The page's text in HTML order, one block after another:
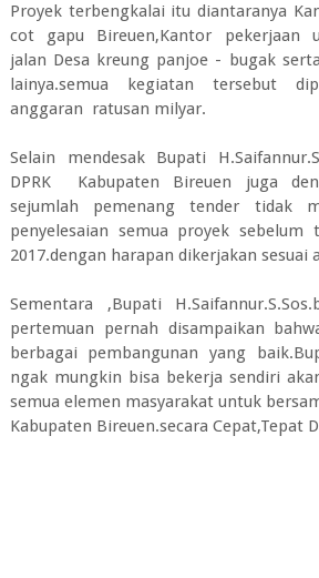
Proyek terbengkalai itu diantaranya
cot gapu Bireuen,Kantor pekerjaan
jalan Desa kreung panjoe - bugak
lainya.semua kegiatan tersebut
anggaran ratusan milyar.
Selain mendesak Bupati
DPRK Kabupaten Bireuen juga
sejumlah pemenang tender tidak
penyelesaian semua proyek sebelum
2017.dengan harapan dikerjakan sesuai
Sementara ,Bupati
pertemuan pernah disampaikan
berbagai pembangunan yang
ngak mungkin bisa bekerja sendiri
semua elemen masyarakat untuk
Kabupaten Bireuen.secara Cepat,Tepat